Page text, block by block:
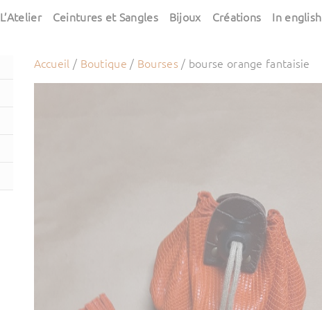
L’Atelier Ceintures et Sangles Bijoux Créations In english
Accueil / Boutique / Bourses / bourse orange fantaisie